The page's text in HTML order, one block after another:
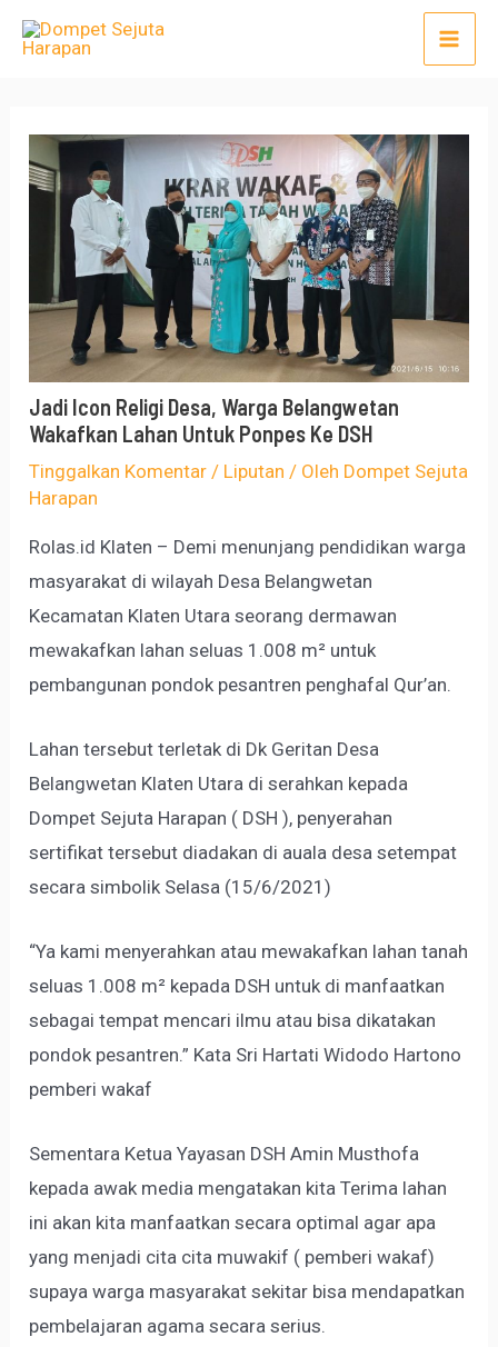
Lewati
Main
Jadi Icon Religi Desa, Warga Belangwetan
Wakafkan Lahan Untuk Ponpes Ke DSH
Tinggalkan Komentar / Liputan / Oleh Dompet Sejuta
Harapan
Rolas.id Klaten – Demi menunjang pendidikan warga
masyarakat di wilayah Desa Belangwetan
Kecamatan Klaten Utara seorang dermawan
mewakafkan lahan seluas 1.008 m² untuk
pembangunan pondok pesantren penghafal Qur’an.
Lahan tersebut terletak di Dk Geritan Desa
Belangwetan Klaten Utara di serahkan kepada
Dompet Sejuta Harapan ( DSH ), penyerahan
sertifikat tersebut diadakan di auala desa setempat
secara simbolik Selasa (15/6/2021)
“Ya kami menyerahkan atau mewakafkan lahan tanah
seluas 1.008 m² kepada DSH untuk di manfaatkan
sebagai tempat mencari ilmu atau bisa dikatakan
pondok pesantren.” Kata Sri Hartati Widodo Hartono
pemberi wakaf
Sementara Ketua Yayasan DSH Amin Musthofa
kepada awak media mengatakan kita Terima lahan
ini akan kita manfaatkan secara optimal agar apa
yang menjadi cita cita muwakif ( pemberi wakaf)
supaya warga masyarakat sekitar bisa mendapatkan
pembelajaran agama secara serius.
Post
navigation